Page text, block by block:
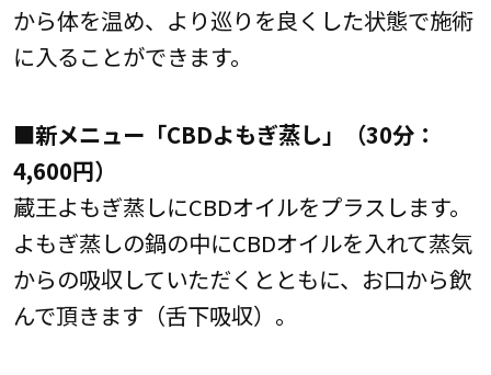
から体を温め、より巡りを良くした状態で施術
に入ることができます。
■新メニュー「CBDよもぎ蒸し」（30分：
4,600円）
蔵王よもぎ蒸しにCBDオイルをプラスします。
よもぎ蒸しの鍋の中にCBDオイルを入れて蒸気
からの吸収していただくとともに、お口から飲
んで頂きます（舌下吸収）。